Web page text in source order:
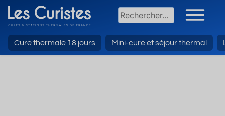
Cure thermale 18 jours Mini-cure et séjour thermal